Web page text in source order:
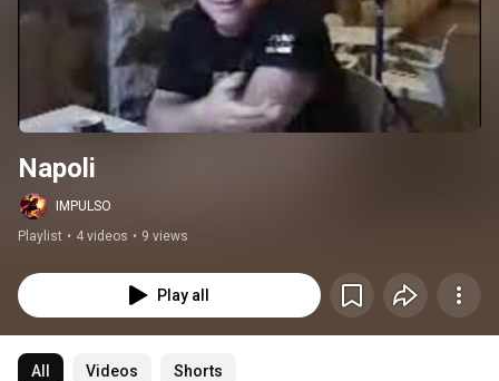
Napoli
IMPULSO
Playlist • 4 videos • 9 views
Play all
All Videos Shorts